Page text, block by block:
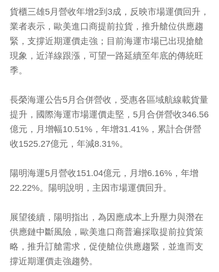
貨櫃三雄5月營收年增2到3成，反映市場運價回升，
業者表示，歐美進口商提前拉貨，推升艙位供應趨
緊，支撐近期運價走強；目前海運市場已出現搶艙
現象，近洋線跟漲，可望一路延續至年底的傳統旺
季。
長榮海運公告5月合併營收，受惠各區域航線載貨量
提升，國際海運市場運價走堅，5月合併營收346.56
億元，月增幅10.51%，年增31.41%，累計合併營
收1525.27億元，年減8.31%。
陽明海運5月營收151.04億元，月增6.16%，年增
22.22%。陽明說明，主因市場運價回升。
展望後續，陽明指出，為因應成本上升壓力與潛在
供應鏈中斷風險，歐美進口商普遍採取提前拉貨策
略，推升訂艙需求，促使艙位供應趨緊，並進而支
撐近期運價走強趨勢。